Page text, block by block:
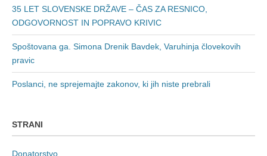
35 LET SLOVENSKE DRŽAVE – ČAS ZA RESNICO,
ODGOVORNOST IN POPRAVO KRIVIC
Spoštovana ga. Simona Drenik Bavdek, Varuhinja človekovih
pravic
Poslanci, ne sprejemajte zakonov, ki jih niste prebrali
STRANI
Donatorstvo